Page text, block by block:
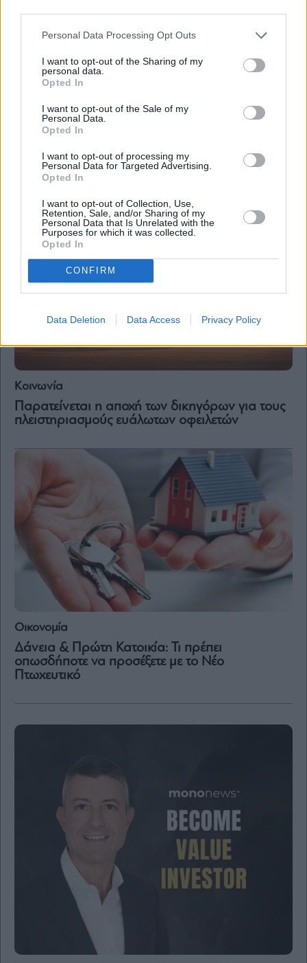
Personal Data Processing Opt Outs
I want to opt-out of the Sharing of my
personal data.
Opted In
I want to opt-out of the Sale of my
Personal Data.
Opted In
I want to opt-out of processing my
Personal Data for Targeted Advertising.
Opted In
I want to opt-out of Collection, Use,
Retention, Sale, and/or Sharing of my
Personal Data that Is Unrelated with the
Purposes for which it was collected.
Opted In
CONFIRM
Data Deletion Data Access Privacy Policy
Οικονομία
Όλο το σχέδιο για το ιδιωτικό χρέος – Η 5η
Έκθεση Προόδου του ΥΠΟΙΚ
Κοινωνία
Παρατείνεται η αποχή των δικηγόρων για τους
πλειστηριασμούς ευάλωτων οφειλετών
Οικονομία
Δάνεια & Πρώτη Κατοικία: Τι πρέπει
οπωσδήποτε να προσέξετε με το Νέο
Πτωχευτικό